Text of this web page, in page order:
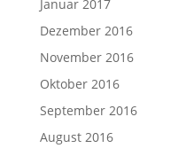
Januar 2017
Dezember 2016
November 2016
Oktober 2016
September 2016
August 2016